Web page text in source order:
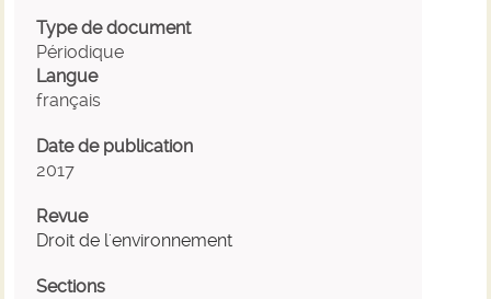
Type de document
Périodique
Langue
français
Date de publication
2017
Revue
Droit de l'environnement
Sections